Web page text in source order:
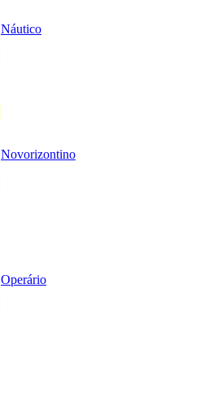
Náutico
Novorizontino
Operário